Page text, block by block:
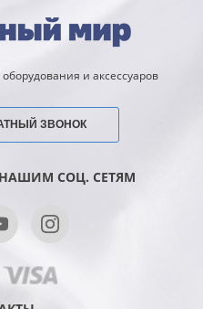
и аксессуаров
ЗВОНОК
СОЦ. СЕТЯМ